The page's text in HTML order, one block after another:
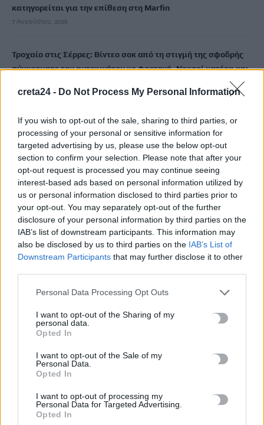
creta24 - Do Not Process My Personal Information
If you wish to opt-out of the sale, sharing to third parties, or
processing of your personal or sensitive information for
targeted advertising by us, please use the below opt-out
section to confirm your selection. Please note that after your
opt-out request is processed you may continue seeing
interest-based ads based on personal information utilized by
us or personal information disclosed to third parties prior to
your opt-out. You may separately opt-out of the further
disclosure of your personal information by third parties on the
IAB’s list of downstream participants. This information may
also be disclosed by us to third parties on the IAB’s List of
Downstream Participants that may further disclose it to other
Personal Data Processing Opt Outs
I want to opt-out of the Sharing of my
personal data.
Opted In
I want to opt-out of the Sale of my
Personal Data.
Opted In
I want to opt-out of processing my
Personal Data for Targeted Advertising.
Opted In
κατηγορείται για την επίθεση στη Marfin
7 Αυγούστου, 2026
Τροχαίο στις Σέρρες: Βίντεο σοκ από τη στιγμή της σφοδρής
σύγκρουσης του αυτοκινήτου με φορτηγό -Νεκροί μητέρα και
7 Αυγούστου, 2026
Αεροδρόμιο Καστελλίου: Η ξενάγηση στο εργοτάξιο και τα
μηνύματα Δήμα – Ταχιάου για το μεγάλο έργο
7 Αυγούστου, 2026
Εξιχνιάστηκαν δύο εμπρησμοί στον Μυλοπόταμο –
Δικογραφία σε βάρος δύο ανδρών
7 Αυγούστου, 2026
Αεροδρόμιο Καστελλίου: Έπεσαν οι υπογραφές για τα ραντάρ
Κουνούπια: Σε εξέλιξη το πρόγραμμα καταπολέμησης στην
Κρήτη – Πώς μπορούν να ενημερώνονται και να συμμετέχουν
οι πολίτες
7 Αυγούστου, 2026
Marfin: Στην Ευελπίδων η 46χρονη που κατηγορείται για τον
7 Αυγούστου, 2026